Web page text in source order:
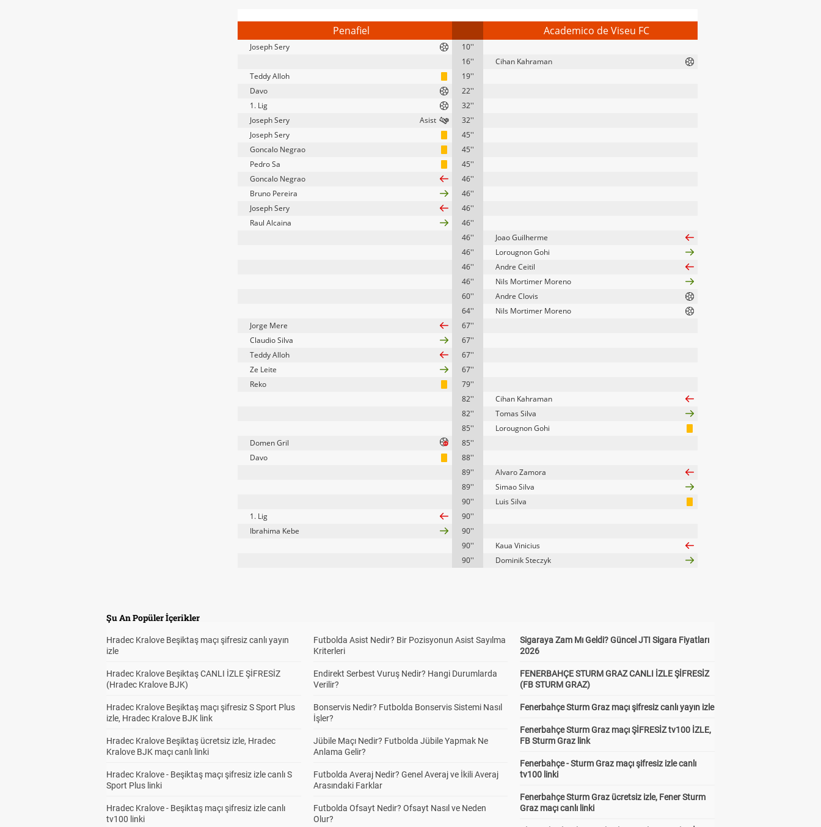
Penafiel Academico de Viseu FC
Joseph Sery
10''
16''
Cihan Kahraman
Teddy Alloh
19''
Davo
22''
1. Lig
32''
Joseph Sery
32''
Joseph Sery
45''
Goncalo Negrao
45''
Pedro Sa
45''
Goncalo Negrao
46''
Bruno Pereira
46''
Joseph Sery
46''
Raul Alcaina
46''
46''
Joao Guilherme
46''
Lorougnon Gohi
46''
Andre Ceitil
46''
Nils Mortimer Moreno
60''
Andre Clovis
64''
Nils Mortimer Moreno
Jorge Mere
67''
Claudio Silva
67''
Teddy Alloh
67''
Ze Leite
67''
Reko
79''
82''
Cihan Kahraman
82''
Tomas Silva
85''
Lorougnon Gohi
Domen Gril
85''
Davo
88''
89''
Alvaro Zamora
89''
Simao Silva
90''
Luis Silva
1. Lig
90''
Ibrahima Kebe
90''
90''
Kaua Vinicius
90''
Dominik Steczyk
Şu An Popüler İçerikler
Hradec Kralove Beşiktaş maçı şifresiz canlı yayın
izle
Hradec Kralove Beşiktaş CANLI İZLE ŞİFRESİZ
(Hradec Kralove BJK)
Hradec Kralove Beşiktaş maçı şifresiz S Sport Plus
izle, Hradec Kralove BJK link
Hradec Kralove Beşiktaş ücretsiz izle, Hradec
Kralove BJK maçı canlı linki
Hradec Kralove - Beşiktaş maçı şifresiz izle canlı S
Sport Plus linki
Hradec Kralove - Beşiktaş maçı şifresiz izle canlı
tv100 linki
Futbolda Asist Nedir? Bir Pozisyonun Asist Sayılma
Kriterleri
Endirekt Serbest Vuruş Nedir? Hangi Durumlarda
Verilir?
Bonservis Nedir? Futbolda Bonservis Sistemi Nasıl
İşler?
Jübile Maçı Nedir? Futbolda Jübile Yapmak Ne
Anlama Gelir?
Futbolda Averaj Nedir? Genel Averaj ve İkili Averaj
Arasındaki Farklar
Futbolda Ofsayt Nedir? Ofsayt Nasıl ve Neden
Olur?
Sigaraya Zam Mı Geldi? Güncel JTI Sigara Fiyatları
2026
FENERBAHÇE STURM GRAZ CANLI İZLE ŞİFRESİZ
(FB STURM GRAZ)
Fenerbahçe Sturm Graz maçı şifresiz canlı yayın izle
Fenerbahçe Sturm Graz maçı ŞİFRESİZ tv100 İZLE,
FB Sturm Graz link
Fenerbahçe - Sturm Graz maçı şifresiz izle canlı
tv100 linki
Fenerbahçe Sturm Graz ücretsiz izle, Fener Sturm
Graz maçı canlı linki